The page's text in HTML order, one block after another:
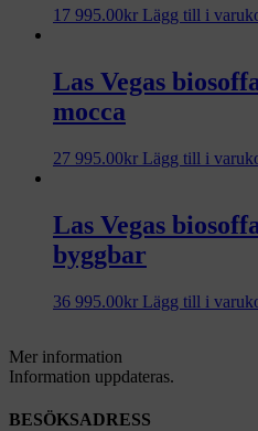
17 995.00kr Lägg till i
Las Vegas
mocca
27 995.00kr Lägg till i
Las Vegas
byggbar
36 995.00kr Lägg till i
Mer information
Information uppdateras.
BESÖKSADRESS